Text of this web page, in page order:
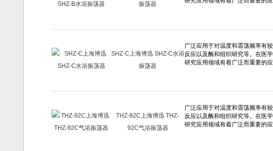
振荡器
SHZ-C上海博迅 SHZ-C水浴
振荡器
THZ-92C上海博迅 THZ-
92C气浴振荡器